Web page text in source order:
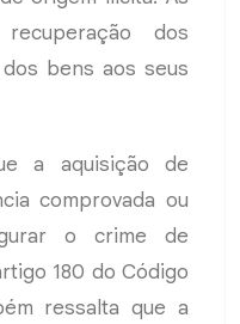
dos
bens aos seus
a aquisição de
comprovada ou
o crime de
180 do Código
ressalta que a